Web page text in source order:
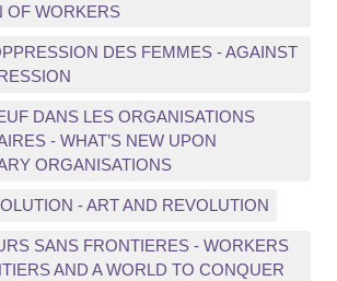
OF WORKERS
DES FEMMES - AGAINST
DANS LES ORGANISATIONS
- WHAT’S NEW UPON
ORGANISATIONS
- ART AND REVOLUTION
SANS FRONTIERES - WORKERS
AND A WORLD TO CONQUER